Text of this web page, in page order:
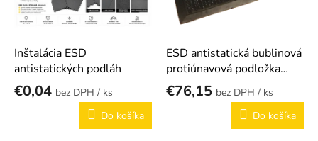
Inštalácia ESD
antistatických podláh
€0,04
/ ks
Do košíka
ESD antistatická bublinová
protiúnavová podložka
600 × 900 mm
€76,15
/ ks
Do košíka